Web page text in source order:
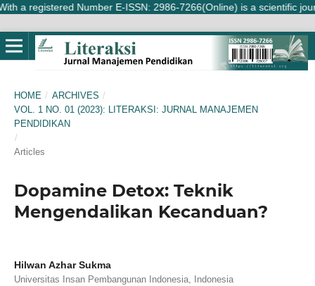
Number E-ISSN: 2986-7266(Online) is a scientific journal
HOME / ARCHIVES /
VOL. 1 NO. 01 (2023): LITERAKSI: JURNAL MANAJEMEN
PENDIDIKAN
/
Articles
Dopamine Detox: Teknik
Mengendalikan Kecanduan?
Hilwan Azhar Sukma
Universitas Insan Pembangunan Indonesia, Indonesia